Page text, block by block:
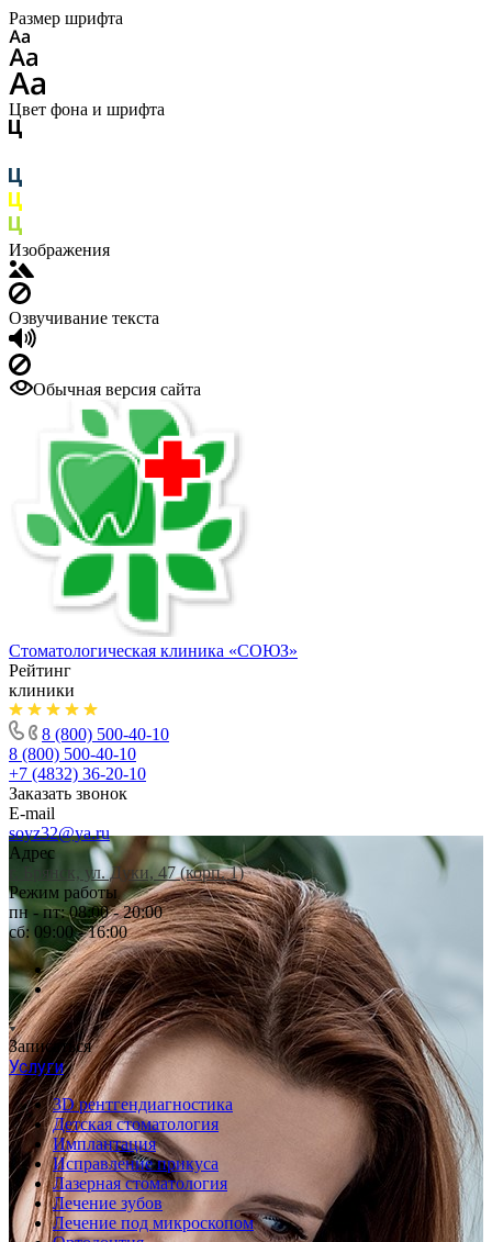
Размер шрифта
Цвет фона и шрифта
Изображения
Озвучивание текста
Обычная версия сайта
Стоматологическая клиника «СОЮЗ»
Рейтинг
клиники
8 (800) 500-40-10
8 (800) 500-40-10
+7 (4832) 36-20-10
Заказать звонок
E-mail
soyz32@ya.ru
Адрес
г. Брянск, ул. Дуки, 47 (корп. 1)
Режим работы
пн - пт: 08:00 - 20:00
сб: 09:00 - 16:00
Записаться
Услуги
3D рентгендиагностика
Детская стоматология
Имплантация
Исправление прикуса
Лазерная стоматология
Лечение зубов
Лечение под микроскопом